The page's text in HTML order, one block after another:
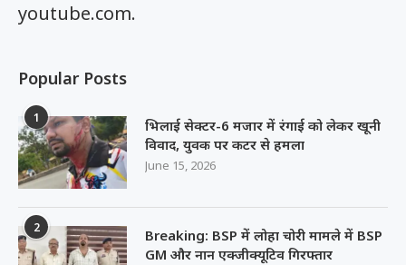
youtube.com.
Popular Posts
1
भिलाई सेक्टर-6 मजार में रंगाई को लेकर खूनी
विवाद, युवक पर कटर से हमला
June 15, 2026
2
Breaking: BSP में लोहा चोरी मामले में BSP
GM और नान एक्जीक्यूटिव गिरफ्तार